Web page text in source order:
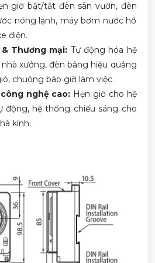
giờ bật/tắt đèn sân vườn, đèn
nóng lạnh, máy bơm nước hồ
điện.
Thương mại: Tự động hóa hệ
xưởng, đèn bảng hiệu quảng
chuông báo giờ làm việc.
nghệ cao: Hẹn giờ cho hệ
hệ thống chiếu sáng cho
kính.